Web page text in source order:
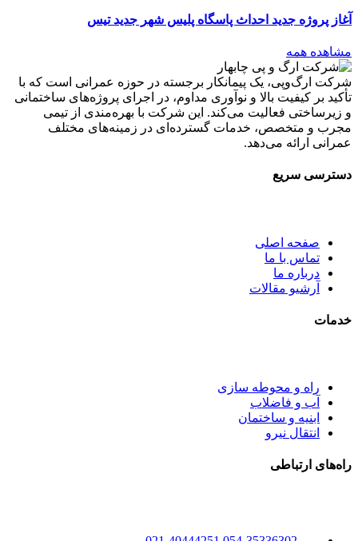
آغاز پروژه جدید احداث پاسگاه پلیس شهر جدید تیس
مشاهده همه
شرکت ارگ‌وپی، یک پیمانکار برجسته در حوزه عمرانی است که با
تأکید بر کیفیت بالا و نوآوری مداوم، در اجرای پروژه‌های ساختمانی
و زیرساختی فعالیت می‌کند. این شرکت با بهره‌مندی از تیمی
مجرب و متخصص، خدمات گسترده‌ای در زمینه‌های مختلف
عمرانی ارائه می‌دهد.
دسترسی سریع
صفحه اصلی
تماس با ما
درباره ما
آرشیو مقالات
خدمات
راه و محوطه سازی
آب و فاضلاب
ابنیه و ساختمان
انتقال نیرو
راه‌های ارتباطی